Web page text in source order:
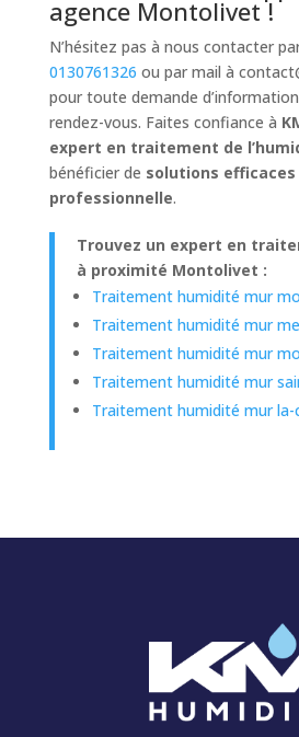
agence Montolivet !
N’hésitez pas à nous contacter
0130761326 ou par mail à
pour toute demande
rendez-vous. Faites confiance à
expert en traitement de
bénéficier de solutions efficaces
professionnelle.
Trouvez un expert en
à proximité Montolivet :
Traitement humidité mur
Traitement humidité mur
Traitement humidité mur
Traitement humidité mur
Traitement humidité mur la-